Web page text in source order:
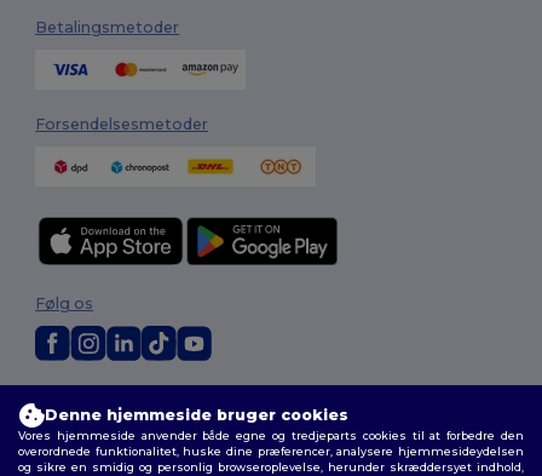
Betalingsmetoder
Forsendelsesmetoder
Vilkår og Betingelser|Tilpasset politik |Fortrolighedspolitik
cookies|Sitemap
Følg os
Denne hjemmeside bruger cookies
Vores hjemmeside anvender både egne og tredjeparts cookies til at forbedre den
overordnede funktionalitet, huske dine præferencer, analysere hjemmesideydelsen
og sikre en smidig og personlig browseroplevelse, herunder skræddersyet indhold,